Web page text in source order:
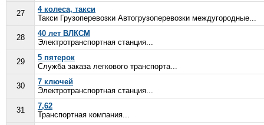
27
4 колеса, такси
Такси Грузоперевозки Автогрузоперевозки междугородные...
28
40 лет ВЛКСМ
Электротранспортная станция...
29
5 пятерок
Служба заказа легкового транспорта...
30
7 ключей
Электротранспортная станция...
31
7,62
Транспортная компания...